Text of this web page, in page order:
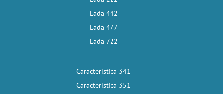
Lada 442
Lada 477
Lada 722
Característica 341
Característica 351